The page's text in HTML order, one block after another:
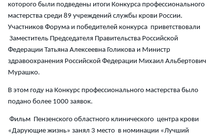
которого были подведены итоги Конкурса профессионального
мастерства среди 89 учреждений службы крови России.
Участников Форума и победителей конкурса приветствовали
Заместитель Председателя Правительства Российской
Федерации Татьяна Алексеевна Голикова и Министр
здравоохранения Российской Федерации Михаил Альбертович
Мурашко.
В этом году на Конкурс профессионального мастерства было
подано более 1000 заявок.
Фильм Пензенского областного клинического центра крови
«Дарующие жизнь» занял 3 место в номинации «Лучший